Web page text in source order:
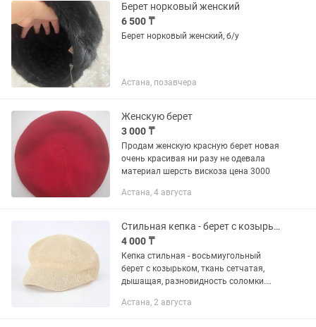
Берет норковый женский
6 500 ₸
Берет норковый женский, б/у
Астана, позавчера
Женскую берет
3 000 ₸
Продам женскую красную берет новая
очень красивая ни разу не одевала
материал шерсть вискоза цена 3000
Астана, 4 августа
Стильная кепка - берет с козырьком
4 000 ₸
Кепка стильная - восьмиугольный
берет с козырьком, ткань сетчатая,
дышащая, разновидность соломки.
размера. Пожалуйста, пишите в чатена
Астана, 2 августа